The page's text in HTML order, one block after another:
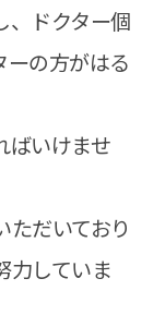
、ドクター個
ーの方がはる
ばいけませ
ただいており
力していま